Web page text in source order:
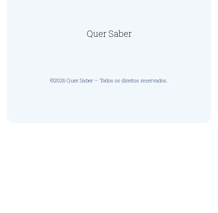
Quer Saber
©2026 Quer Saber – Todos os direitos reservados.